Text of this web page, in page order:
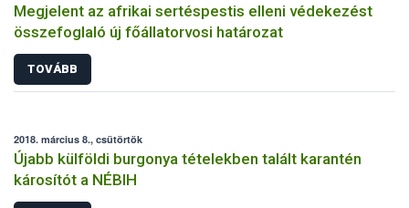
Megjelent az afrikai sertéspestis elleni védekezést
összefoglaló új főállatorvosi határozat
TOVÁBB
2018. március 8., csütörtök
Újabb külföldi burgonya tételekben talált karantén
károsítót a NÉBIH